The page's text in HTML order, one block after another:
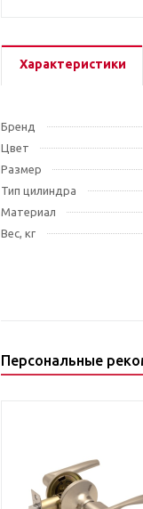
Характеристики
Бренд
Цвет
Размер
Тип цилиндра
Материал
Вес, кг
Персональные